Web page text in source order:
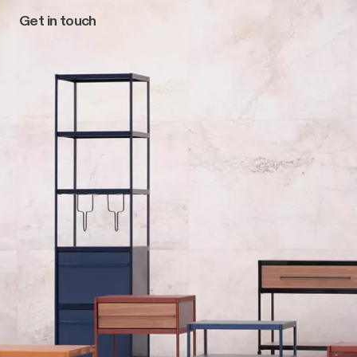
Main navigation
Get in touch